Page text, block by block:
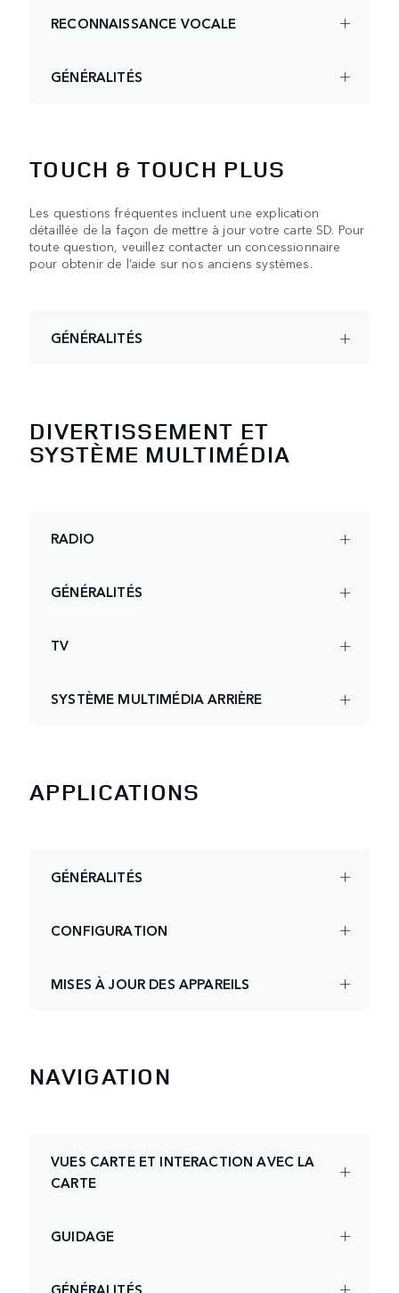
RECONNAISSANCE VOCALE
GÉNÉRALITÉS
TOUCH & TOUCH PLUS
Les questions fréquentes incluent une explication
détaillée de la façon de mettre à jour votre carte SD. Pour
toute question, veuillez contacter un concessionnaire
pour obtenir de l’aide sur nos anciens systèmes.
GÉNÉRALITÉS
DIVERTISSEMENT ET
SYSTÈME MULTIMÉDIA
RADIO
GÉNÉRALITÉS
TV
SYSTÈME MULTIMÉDIA ARRIÈRE
APPLICATIONS
GÉNÉRALITÉS
CONFIGURATION
MISES À JOUR DES APPAREILS
NAVIGATION
VUES CARTE ET INTERACTION AVEC LA
CARTE
GUIDAGE
GÉNÉRALITÉS